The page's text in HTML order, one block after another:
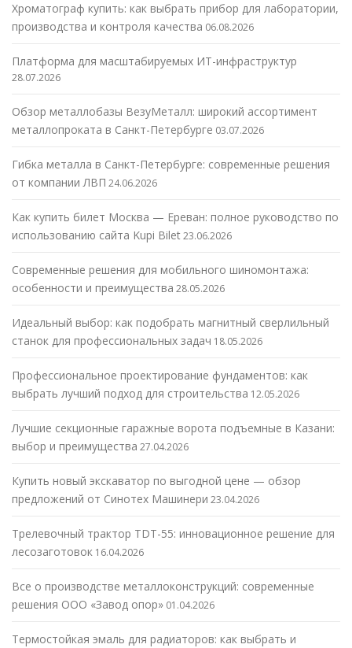
Хроматограф купить: как выбрать прибор для лаборатории,
производства и контроля качества 06.08.2026
Платформа для масштабируемых ИТ-инфраструктур
28.07.2026
Обзор металлобазы ВезуМеталл: широкий ассортимент
металлопроката в Санкт-Петербурге 03.07.2026
Гибка металла в Санкт-Петербурге: современные решения
от компании ЛВП 24.06.2026
Как купить билет Москва — Ереван: полное руководство по
использованию сайта Kupi Bilet23.06.2026
Современные решения для мобильного шиномонтажа:
особенности и преимущества 28.05.2026
Идеальный выбор: как подобрать магнитный сверлильный
станок для профессиональных задач 18.05.2026
Профессиональное проектирование фундаментов: как
выбрать лучший подход для строительства 12.05.2026
Лучшие секционные гаражные ворота подъемные в Казани:
выбор и преимущества 27.04.2026
Купить новый экскаватор по выгодной цене — обзор
предложений от Синотех Машинери 23.04.2026
Трелевочный трактор TDT-55: инновационное решение для
лесозаготовок 16.04.2026
Все о производстве металлоконструкций: современные
решения ООО «Завод опор» 01.04.2026
Термостойкая эмаль для радиаторов: как выбрать и